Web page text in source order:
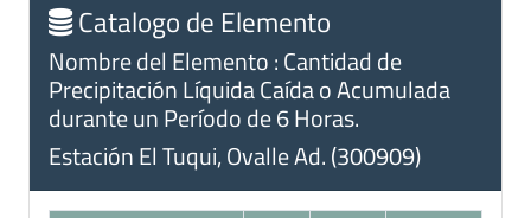
Catalogo de Elemento
Nombre del Elemento : Cantidad de
Precipitación Líquida Caída o Acumulada
durante un Período de 6 Horas.
Estación El Tuqui, Ovalle Ad. (300909)